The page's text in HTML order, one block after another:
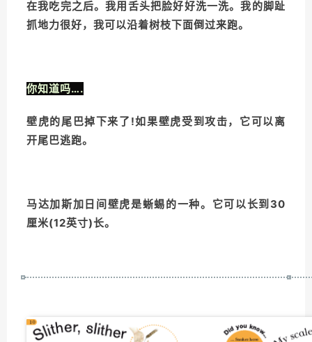
在我吃完之后。我用舌头把脸好好洗一洗。我的脚趾
抓地力很好，我可以沿着树枝下面倒过来跑。
你知道吗….
壁虎的尾巴掉下来了!如果壁虎受到攻击，它可以离
开尾巴逃跑。
马达加斯加日间壁虎是蜥蜴的一种。它可以长到30
厘米(12英寸)长。